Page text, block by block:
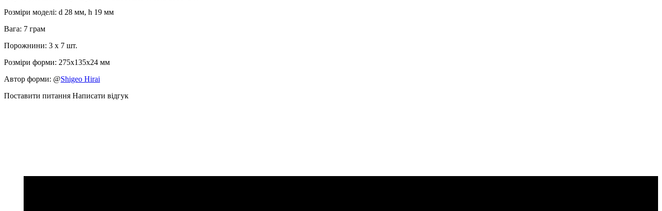
Розміри моделі: d 28 мм, h 19 мм
Вага: 7 грам
Порожнини: 3 x 7 шт.
Розміри форми: 275x135x24 мм
Автор форми: @Shigeo Hirai
Поставити питання Написати відгук